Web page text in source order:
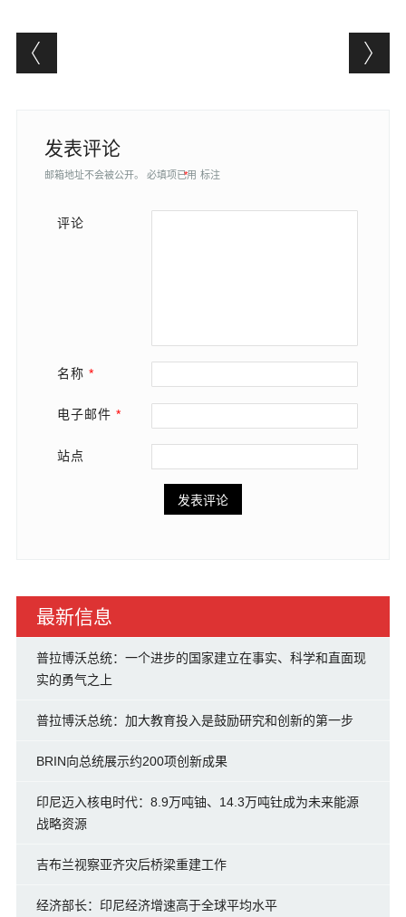
Post navigation
发表评论
邮箱地址不会被公开。 必填项已用
* 标注
评论
名称 *
电子邮件 *
站点
最新信息
普拉博沃总统：一个进步的国家建立在事实、科学和直面现
实的勇气之上
普拉博沃总统：加大教育投入是鼓励研究和创新的第一步
BRIN向总统展示约200项创新成果
印尼迈入核电时代：8.9万吨铀、14.3万吨钍成为未来能源
战略资源
吉布兰视察亚齐灾后桥梁重建工作
经济部长：印尼经济增速高于全球平均水平